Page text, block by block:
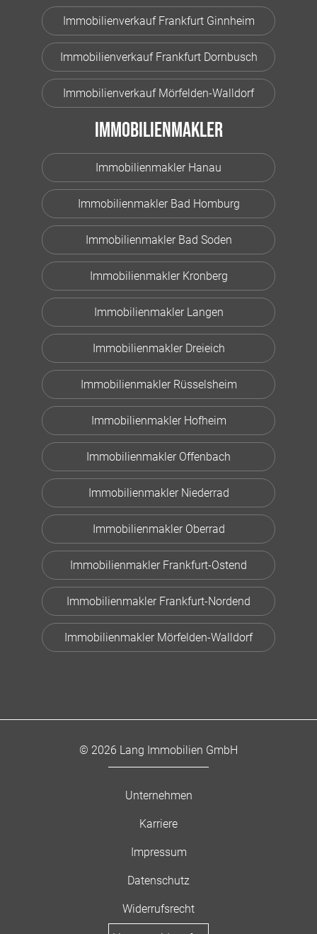
Immobilienverkauf Frankfurt Ginnheim
Immobilienverkauf Frankfurt Dornbusch
Immobilienverkauf Mörfelden-Walldorf
Immobilienmakler
Immobilienmakler Hanau
Immobilienmakler Bad Homburg
Immobilienmakler Bad Soden
Immobilienmakler Kronberg
Immobilienmakler Langen
Immobilienmakler Dreieich
Immobilienmakler Rüsselsheim
Immobilienmakler Hofheim
Immobilienmakler Offenbach
Immobilienmakler Niederrad
Immobilienmakler Oberrad
Immobilienmakler Frankfurt-Ostend
Immobilienmakler Frankfurt-Nordend
Immobilienmakler Mörfelden-Walldorf
© 2026 Lang Immobilien GmbH
Unternehmen
Karriere
Impressum
Datenschutz
Widerrufsrecht